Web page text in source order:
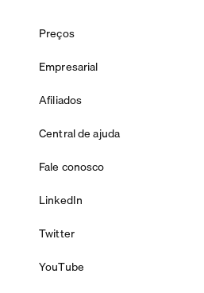
Preços
Empresarial
Afiliados
Central de ajuda
Fale conosco
LinkedIn
Twitter
YouTube